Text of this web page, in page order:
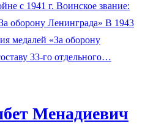
с 1941 г. Воинское звание:
оборону Ленинграда» В 1943
медалей «За оборону
33-го отдельного…
Менадиевич